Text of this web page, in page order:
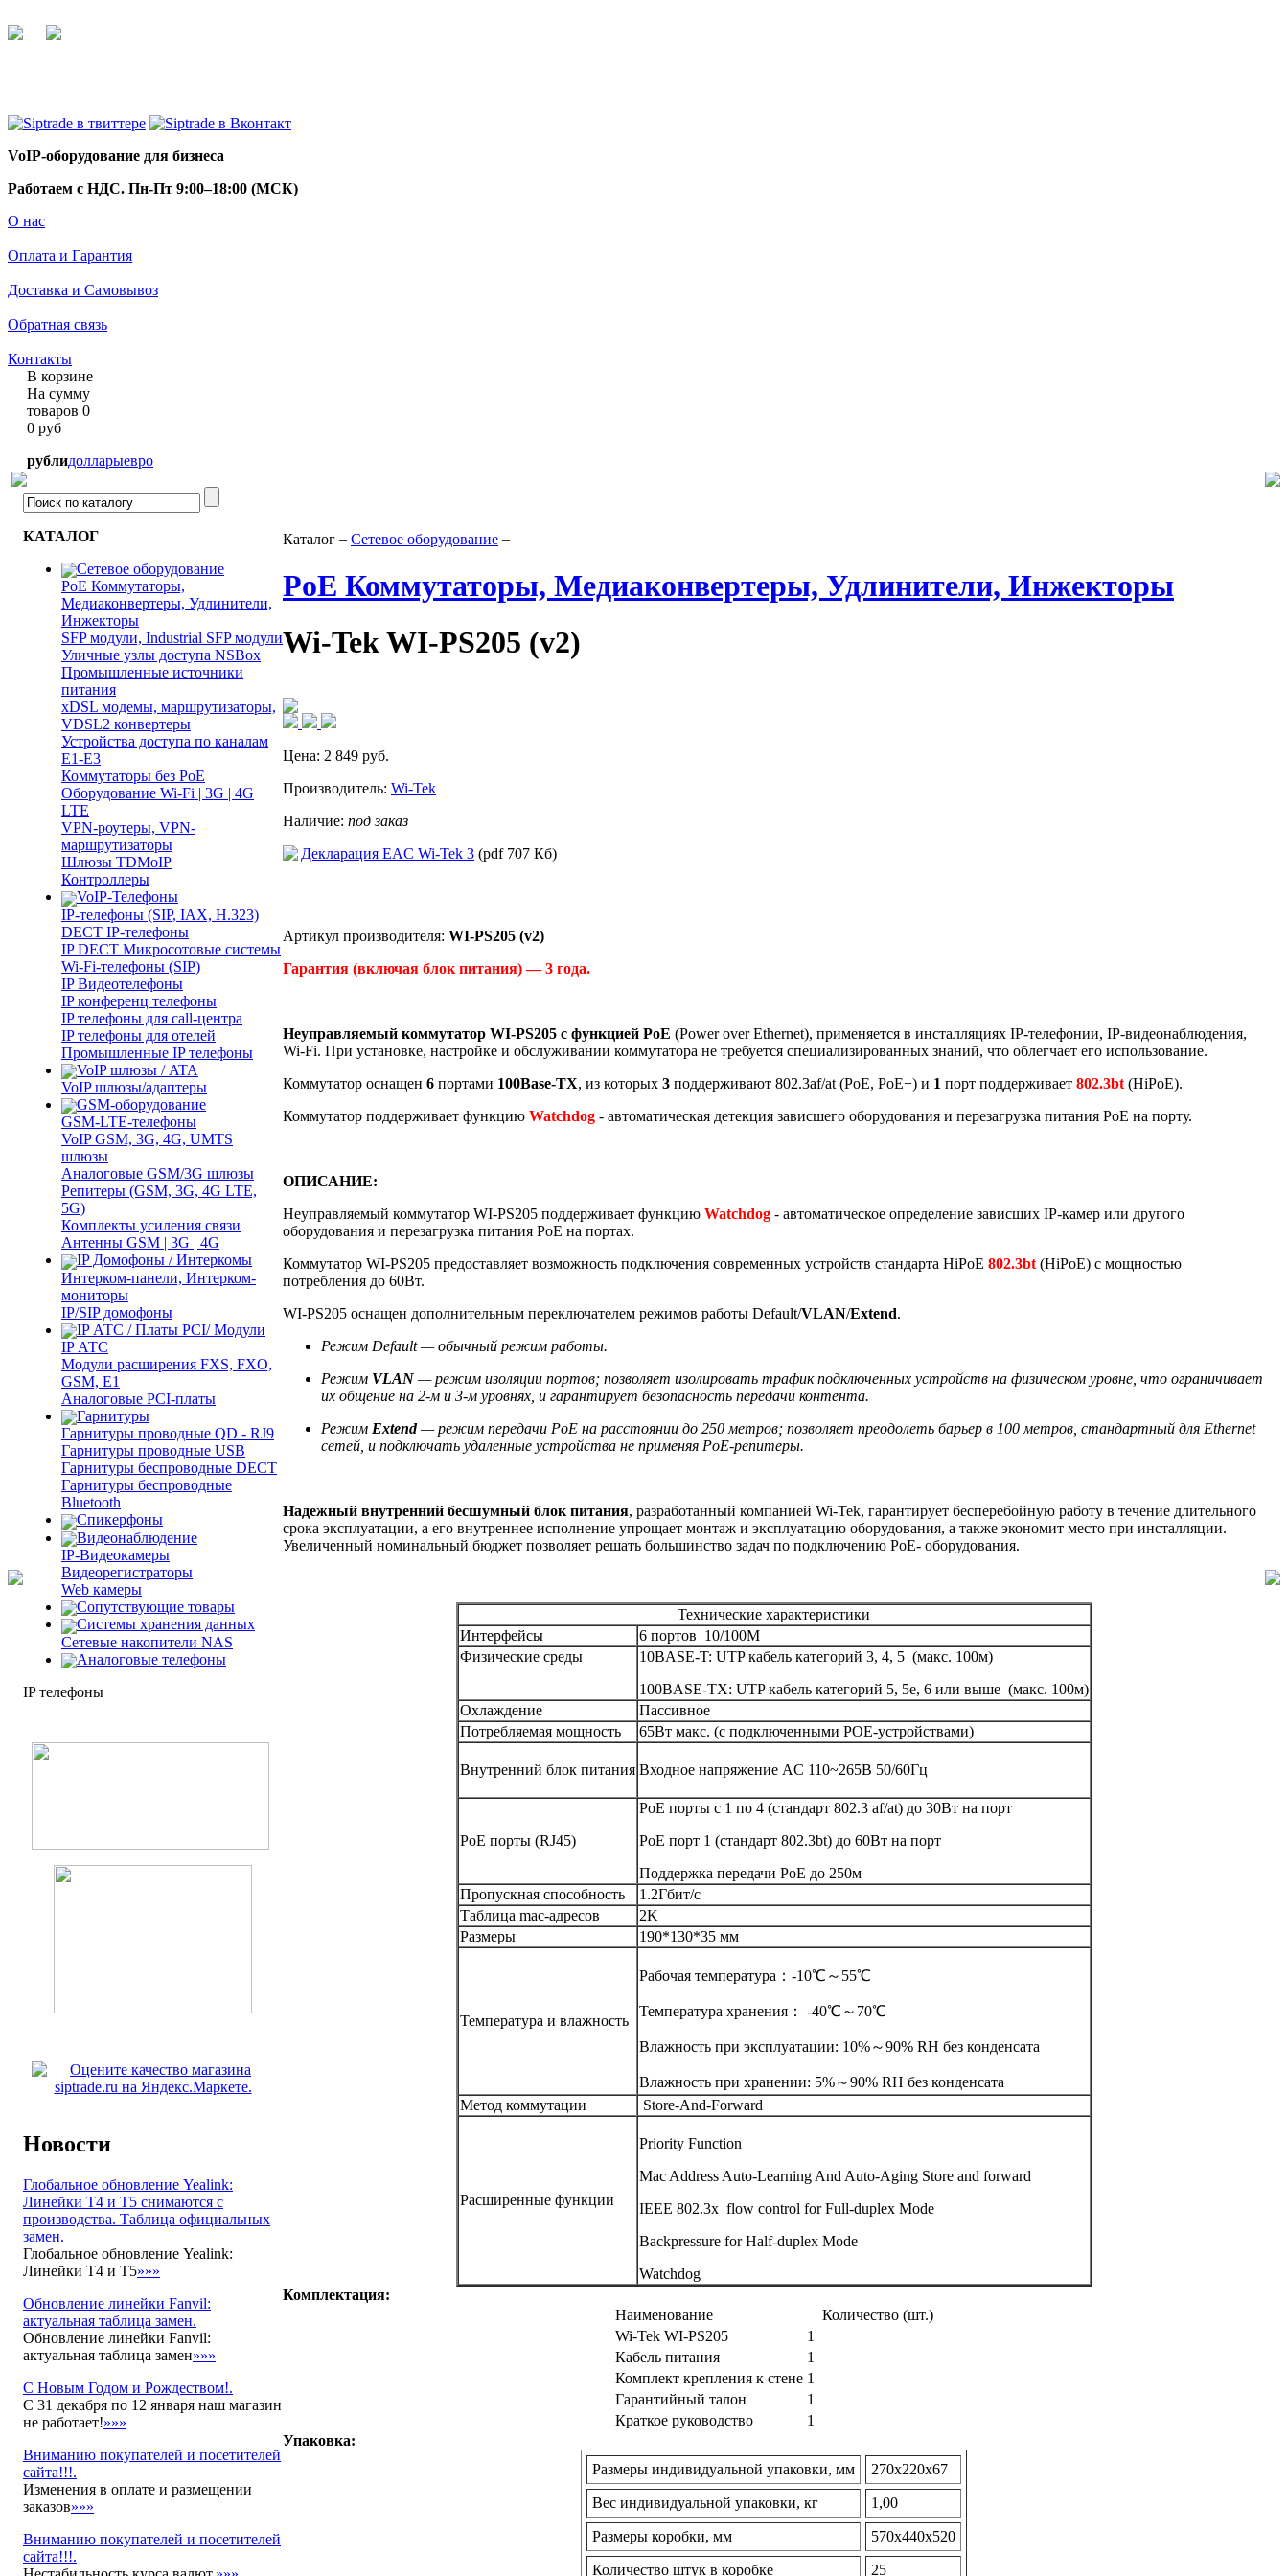
VoIP-оборудование для бизнеса
Работаем с НДС. Пн-Пт 9:00–18:00 (МСК)
О нас
Оплата и Гарантия
Доставка и Самовывоз
Обратная связь
Контакты
В корзине
На сумму
товаров 0
0 руб
рублидолларыевро
КАТАЛОГ
Сетевое оборудование
PoE Коммутаторы,
Медиаконвертеры, Удлинители,
Инжекторы
SFP модули, Industrial SFP модули
Уличные узлы доступа NSBox
Промышленные источники
питания
xDSL модемы, маршрутизаторы,
VDSL2 конвертеры
Устройства доступа по каналам
E1-E3
Коммутаторы без PoE
Оборудование Wi-Fi | 3G | 4G
LTE
VPN-роутеры, VPN-
маршрутизаторы
Шлюзы TDMoIP
Контроллеры
VoIP-Телефоны
IP-телефоны (SIP, IAX, H.323)
DECT IP-телефоны
IP DECT Микросотовые системы
Wi-Fi-телефоны (SIP)
IP Видеотелефоны
IP конференц телефоны
IP телефоны для call-центра
IP телефоны для отелей
Промышленные IP телефоны
VoIP шлюзы / ATA
VoIP шлюзы/адаптеры
GSM-оборудование
GSM-LTE-телефоны
VoIP GSM, 3G, 4G, UMTS
шлюзы
Аналоговые GSM/3G шлюзы
Репитеры (GSM, 3G, 4G LTE,
5G)
Комплекты усиления связи
Антенны GSM | 3G | 4G
IP Домофоны / Интеркомы
Интерком-панели, Интерком-
мониторы
IP/SIP домофоны
IP АТС / Платы PCI/ Модули
IP АТС
Модули расширения FXS, FXO,
GSM, E1
Аналоговые PCI-платы
Гарнитуры
Гарнитуры проводные QD - RJ9
Гарнитуры проводные USB
Гарнитуры беспроводные DECT
Гарнитуры беспроводные
Bluetooth
Спикерфоны
Видеонаблюдение
IP-Видеокамеры
Видеорегистраторы
Web камеры
Сопутствующие товары
Cистемы хранения данных
Сетевые накопители NAS
Аналоговые телефоны
IP телефоны
Новости
Глобальное обновление Yealink:
Линейки T4 и T5 снимаются с
производства. Таблица официальных
замен.
Глобальное обновление Yealink:
Линейки T4 и T5»»»
Обновление линейки Fanvil:
актуальная таблица замен.
Обновление линейки Fanvil:
актуальная таблица замен»»»
С Новым Годом и Рождеством!.
С 31 декабря по 12 января наш магазин
не работает!»»»
Вниманию покупателей и посетителей
сайта!!!.
Изменения в оплате и размещении
заказов»»»
Вниманию покупателей и посетителей
сайта!!!.
Каталог – Сетевое оборудование –
PoE Коммутаторы, Медиаконвертеры, Удлинители, Инжекторы
Wi-Tek WI-PS205 (v2)
Цена: 2 849 руб.
Производитель: Wi-Tek
Наличие: под заказ
Декларация EAC Wi-Tek 3 (pdf 707 Кб)
Артикул производителя: WI-PS205 (v2)
Гарантия (включая блок питания) — 3 года.
Неуправляемый коммутатор WI-PS205 с функцией PoE (Power over Ethernet), применяется в инсталляциях IP-телефонии, IP-видеонаблюдения,
Wi-Fi. При установке, настройке и обслуживании коммутатора не требуется специализированных знаний, что облегчает его использование.
Коммутатор оснащен 6 портами 100Base-TX, из которых 3 поддерживают 802.3af/at (PoE, PoE+) и 1 порт поддерживает 802.3bt(HiPoE).
Коммутатор поддерживает функцию Watchdog - автоматическая детекция зависшего оборудования и перезагрузка питания PoE на порту.
ОПИСАНИЕ:
Неуправляемый коммутатор WI-PS205 поддерживает функцию Watchdog - автоматическое определение зависших IP-камер или другого
оборудования и перезагрузка питания PoE на портах.
Коммутатор WI-PS205 предоставляет возможность подключения современных устройств стандарта HiPoE 802.3bt(HiPoE) c мощностью
потребления до 60Вт.
WI-PS205 оснащен дополнительным переключателем режимов работы Default/VLAN/Extend.
Режим Default — обычный режим работы.
Режим VLAN — режим изоляции портов; позволяет изолировать трафик подключенных устройств на физическом уровне, что ограничивает
их общение на 2-м и 3-м уровнях, и гарантирует безопасность передачи контента.
Режим Extend— режим передачи PoE на расстоянии до 250 метров; позволяет преодолеть барьер в 100 метров, стандартный для Ethernet
сетей, и подключать удаленные устройства не применяя PoE-репитеры.
Надежный внутренний бесшумный блок питания, разработанный компанией Wi-Tek, гарантирует бесперебойную работу в течение длительного
срока эксплуатации, а его внутреннее исполнение упрощает монтаж и эксплуатацию оборудования, а также экономит место при инсталляции.
Увеличенный номинальный бюджет позволяет решать большинство задач по подключению PoE- оборудования.
Технические характеристики
Интерфейсы
6 портов 10/100M
Физические среды
10BASE-T: UTP кабель категорий 3, 4, 5 (макс. 100м)
100BASE-TX: UTP кабель категорий 5, 5e, 6 или выше (макс. 100м)
Охлаждение
Пассивное
Потребляемая мощность
65Вт макс. (с подключенными POE-устройствами)
Внутренний блок питания Входное напряжение AC 110~265В 50/60Гц
PoE порты (RJ45)
PoE порты с 1 по 4 (стандарт 802.3 af/at) до 30Вт на порт
PoE порт 1 (стандарт 802.3bt) до 60Вт на порт
Поддержка передачи PoE до 250м
Пропускная способность
1.2Гбит/с
Таблица mac-адресов
2K
Размеры
190*130*35 мм
Температура и влажность
Рабочая температура：-10℃～55℃
Температура хранения： -40℃～70℃
Влажность при эксплуатации: 10%～90% RH без конденсата
Влажность при хранении: 5%～90% RH без конденсата
Метод коммутации
Store-And-Forward
Расширенные функции
Priority Function
Mac Address Auto-Learning And Auto-Aging Store and forward
IEEE 802.3x flow control for Full-duplex Mode
Backpressure for Half-duplex Mode
Watchdog
Комплектация:
Наименование
Количество (шт.)
Wi-Tek WI-PS205
1
Кабель питания
1
Комплект крепления к стене 1
Гарантийный талон
1
Краткое руководство
1
Упаковка:
Размеры индивидуальной упаковки, мм
270х220х67
Вес индивидуальной упаковки, кг 1,00
Размеры коробки, мм 570х440х520
Количество штук в коробке 25